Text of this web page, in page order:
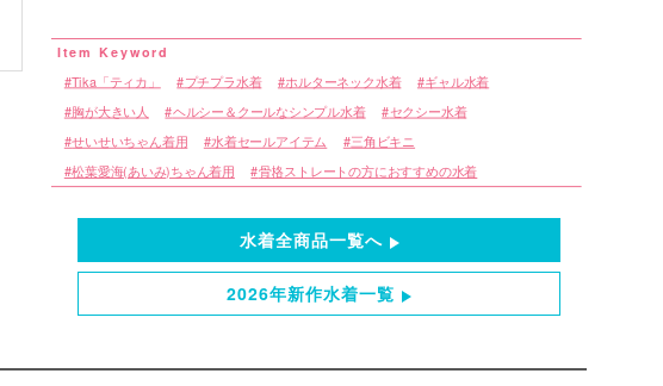
Tika「ティカ」 プチプラ水着 ホルターネック水着 ギャル水着
胸が大きい人 ヘルシー＆クールなシンプル水着 セクシー水着
せいせいちゃん着用 水着セールアイテム 三角ビキニ
松葉愛海(あいみ)ちゃん着用 骨格ストレートの方におすすめの水着
水着全商品一覧へ
2026年新作水着一覧